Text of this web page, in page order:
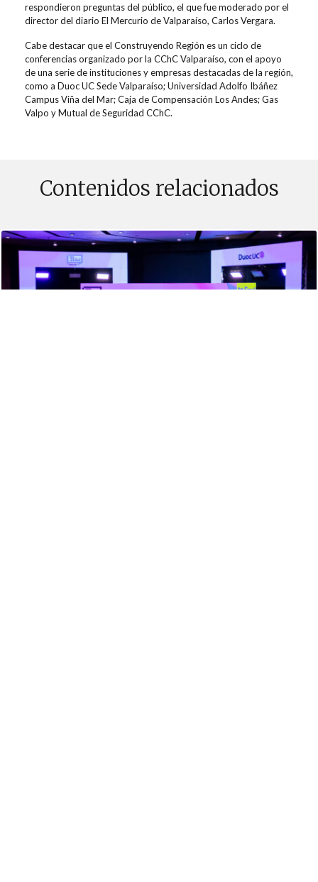
respondieron preguntas del público, el que fue moderado por el
director del diario El Mercurio de Valparaíso, Carlos Vergara.
Cabe destacar que el Construyendo Región es un ciclo de
conferencias organizado por la CChC Valparaíso, con el apoyo
de una serie de instituciones y empresas destacadas de la región,
como a Duoc UC Sede Valparaíso; Universidad Adolfo Ibáñez
Campus Viña del Mar; Caja de Compensación Los Andes; Gas
Valpo y Mutual de Seguridad CChC.
Contenidos relacionados